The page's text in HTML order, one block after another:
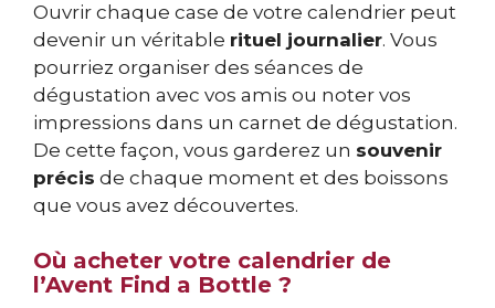
Ouvrir chaque case de votre calendrier peut
devenir un véritable rituel journalier. Vous
pourriez organiser des séances de
dégustation avec vos amis ou noter vos
impressions dans un carnet de dégustation.
De cette façon, vous garderez un souvenir
précis de chaque moment et des boissons
que vous avez découvertes.
Où acheter votre calendrier de
l’Avent Find a Bottle ?